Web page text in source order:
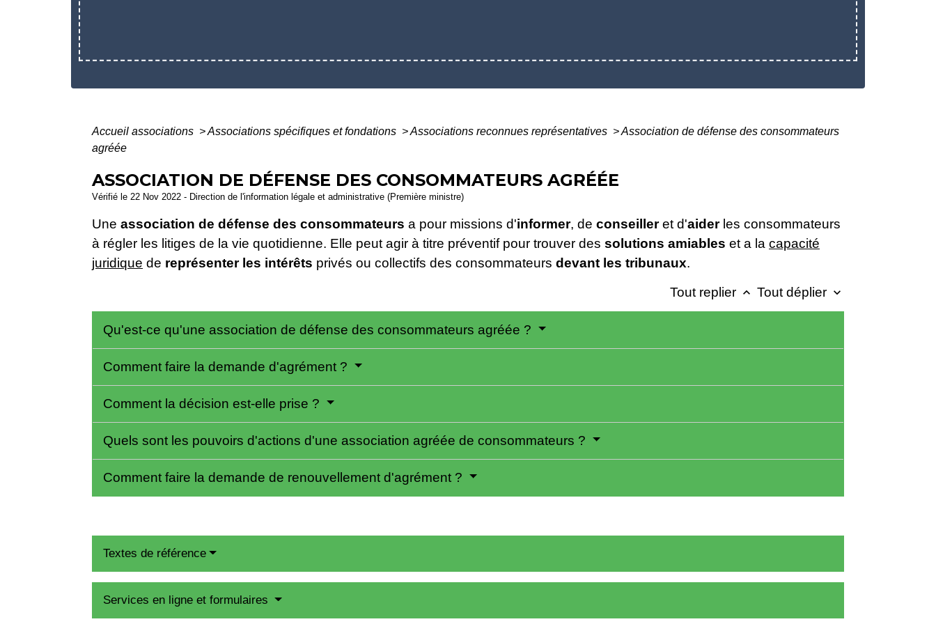
Accueil associations >Associations spécifiques et fondations >Associations reconnues représentatives >Association de défense des consommateurs
agréée
ASSOCIATION DE DÉFENSE DES CONSOMMATEURS AGRÉÉE
Vérifié le 22 Nov 2022 - Direction de l'information légale et administrative (Première ministre)
Une association de défense des consommateurs a pour missions d'informer, de conseilleret d'aiderles consommateurs
à régler les litiges de la vie quotidienne. Elle peut agir à titre préventif pour trouver des solutions amiables et a la capacité
juridique de représenter les intérêts privés ou collectifs des consommateurs devant les tribunaux.
Tout replier keyboard_arrow_up Tout déplier keyboard_arrow_down
Qu'est-ce qu'une association de défense des consommateurs agréée ?
Comment faire la demande d'agrément ?
Comment la décision est-elle prise ?
Quels sont les pouvoirs d'actions d'une association agréée de consommateurs ?
Comment faire la demande de renouvellement d'agrément ?
Textes de référence
Services en ligne et formulaires